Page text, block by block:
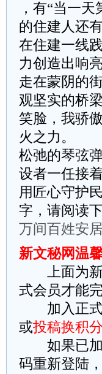
，有“当一
的住建人还
在住建一线
力创造出响
走在蒙阴的
观坚实的桥
笑脸，我骄
火之力。
松弛的琴弦
设者一任接
用匠心守护
字，请阅读
万间百姓安
新文秘网温
上面为新
式会员才能
加入正式
或投稿换积分
如果已加
码重新登陆